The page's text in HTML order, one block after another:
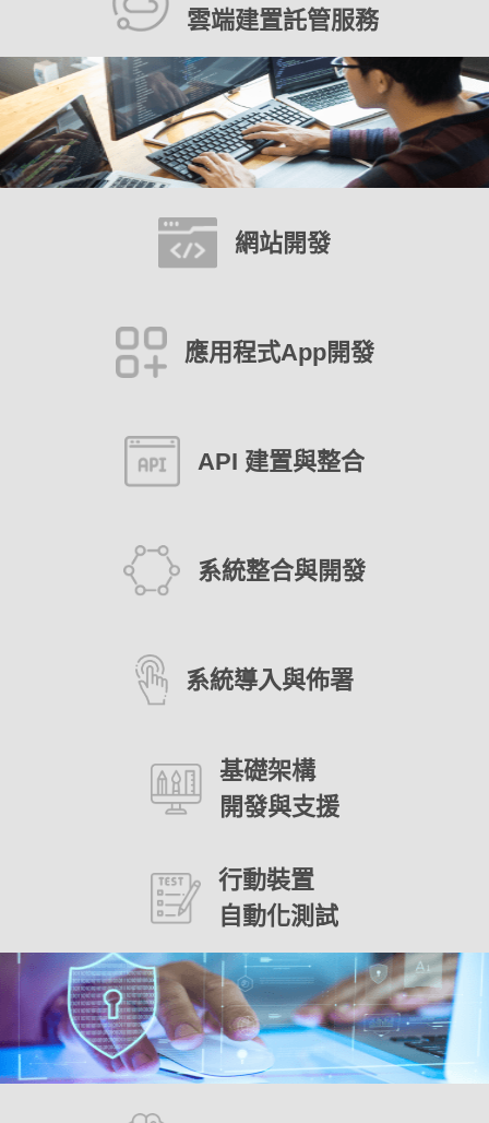
網站開發
應用程式App開發
API 建置與整合
系統整合與開發
系統導入與佈署
基礎架構
開發與支援
行動裝置
自動化測試
雲端建置託管服務